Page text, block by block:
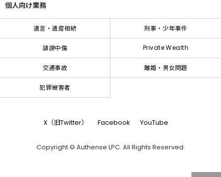
個人向け業務
遺言・遺産相続 刑事・少年事件
誹謗中傷 Private Wealth
交通事故 離婚・男女問題
犯罪被害者
X（旧Twitter） Facebook YouTube
Copyright © Authense LPC. All Rights Reserved.